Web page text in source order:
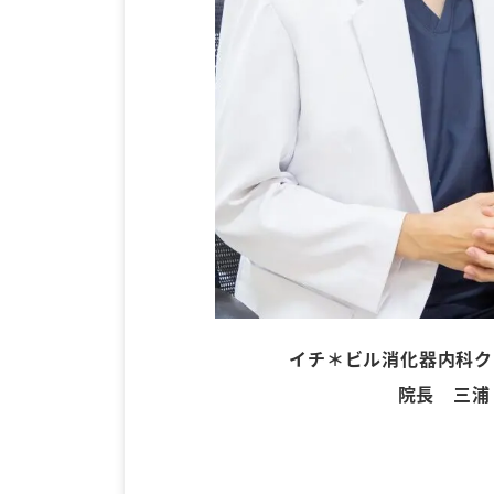
イチ＊ビル消化器内科
院長 三浦